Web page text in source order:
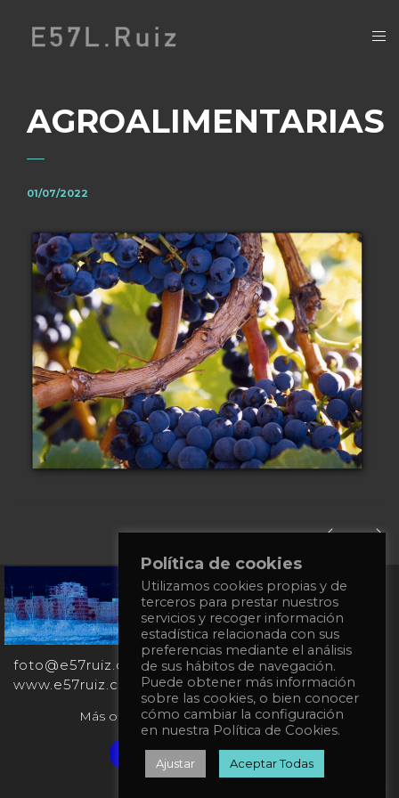
AGROALIMENTARIAS
01/07/2022
+34
651
862
863
foto@e57ruiz.com
www.e57ruiz.com
Más obras en la galería virtual Singulart:
Verified artist on Singulart
Política de cookies
Utilizamos cookies propias y de
terceros para prestar nuestros
servicios y recoger información
estadística relacionada con sus
preferencias mediante el análisis
de sus hábitos de navegación.
Puede obtener más información
sobre las cookies, o bien conocer
cómo cambiar la configuración
en nuestra Política de Cookies.
Ajustar Aceptar Todas